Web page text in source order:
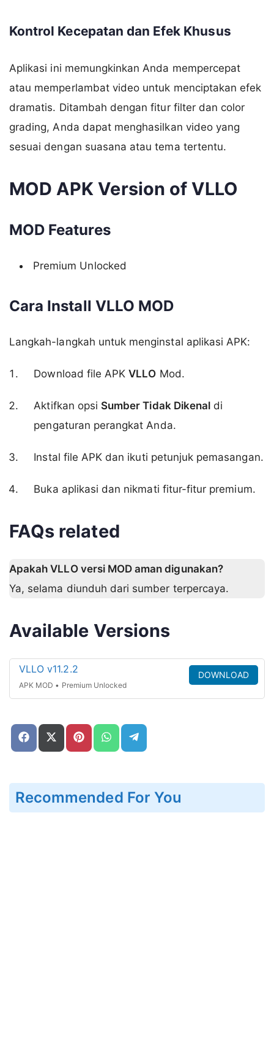
Kontrol Kecepatan dan Efek Khusus
Aplikasi ini memungkinkan Anda mempercepat
atau memperlambat video untuk menciptakan efek
dramatis. Ditambah dengan fitur filter dan color
grading, Anda dapat menghasilkan video yang
sesuai dengan suasana atau tema tertentu.
MOD APK Version of VLLO
MOD Features
Premium Unlocked
Cara Install VLLO MOD
Langkah-langkah untuk menginstal aplikasi APK:
Download file APKVLLO Mod.
Aktifkan opsi Sumber Tidak Dikenal di
pengaturan perangkat Anda.
Instal file APK dan ikuti petunjuk pemasangan.
Buka aplikasi dan nikmati fitur-fitur premium.
FAQs related
Apakah VLLO versi MOD aman digunakan?
Ya, selama diunduh dari sumber terpercaya.
Available Versions
VLLO v11.2.2
APK MOD • Premium Unlocked
DOWNLOAD
Share
on
Share
on
Share
on
Share
on
on
Recommended For You